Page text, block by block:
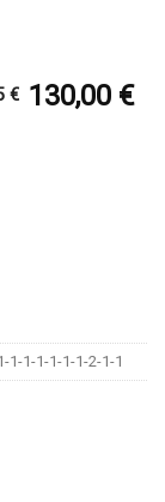
€ 130,00 €
quantity
1-1-1-1-1-1-2-1-1